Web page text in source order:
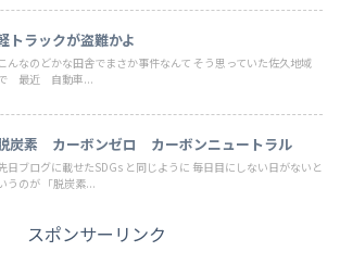
トラックが盗難かよ
こんなのどかな田舎でまさか事件なんて そう思っていた佐久地域
最近 自動車...
炭素 カーボンゼロ カーボンニュートラル
日ブログに載せたSDGs と同じように 毎日目にしない日がないと
うのが 「脱炭素...
スポンサーリンク